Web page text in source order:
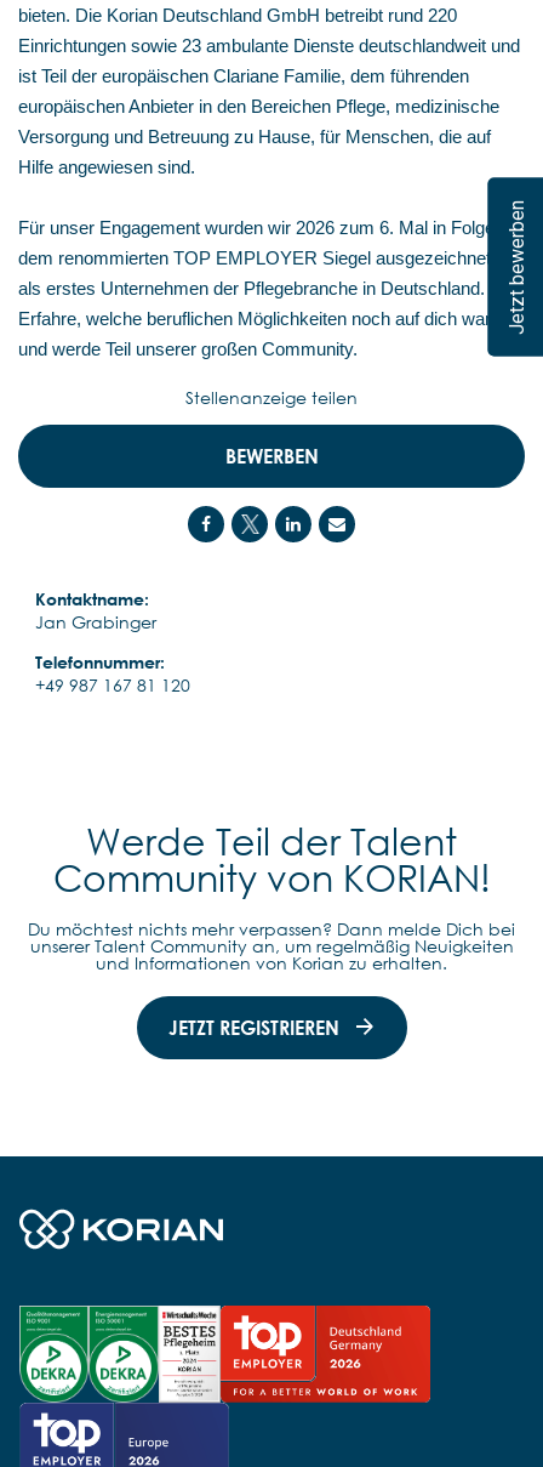
Jetzt bewerben
bieten. Die Korian Deutschland GmbH betreibt rund 220
Einrichtungen sowie 23 ambulante Dienste deutschlandweit und
ist Teil der europäischen Clariane Familie, dem führenden
europäischen Anbieter in den Bereichen Pflege, medizinische
Versorgung und Betreuung zu Hause, für Menschen, die auf
Hilfe angewiesen sind.
Für unser Engagement wurden wir 2026 zum 6. Mal in Folge mit
dem renommierten TOP EMPLOYER Siegel ausgezeichnet –
als erstes Unternehmen der Pflegebranche in Deutschland.
Erfahre, welche beruflichen Möglichkeiten noch auf dich warten,
und werde Teil unserer großen Community.
BEWERBEN
Kontaktname:
Jan Grabinger
Telefonnummer:
+49 987 167 81 120
Stellenanzeige teilen
Werde Teil der Talent
Community von KORIAN!
Du möchtest nichts mehr verpassen? Dann melde Dich bei
unserer Talent Community an, um regelmäßig Neuigkeiten
und Informationen von Korian zu erhalten.
JETZT REGISTRIEREN